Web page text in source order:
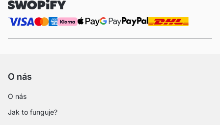
O nás
O nás
Jak to funguje?